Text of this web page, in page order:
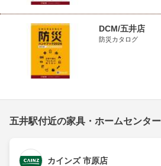
DCM/五井店
防災カタログ
五井駅付近の家具・ホームセンター
カインズ 市原店